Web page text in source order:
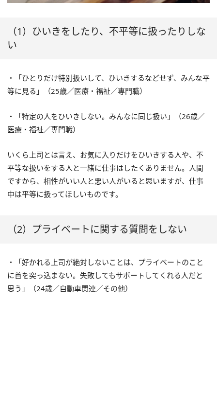
（1）ひいきをしたり、不平等に扱ったりしな
い
・「ひとりだけ特別扱いして、ひいきするなどせず、みんな平
等に見る」（25歳／医療・福祉／専門職）
・「特定の人をひいきしない。みんなに同じ扱い」（26歳／
医療・福祉／専門職）
いくら上司とは言え、お気に入りだけをひいきする人や、不
平等な扱いをする人と一緒に仕事はしたくありません。人間
ですから、相性がいい人と悪い人がいると思いますが、仕事
中は平等に扱ってほしいものです。
（2）プライベートに関する質問をしない
・「好かれる上司が絶対しないことは、プライベートのこと
に首を突っ込まない。失敗してもサポートしてくれる人だと
思う」（24歳／自動車関連／その他）